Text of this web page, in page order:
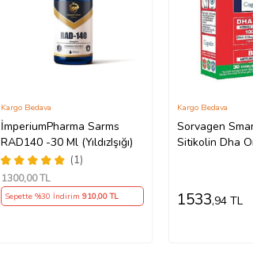
İmperiumPharma Sarms
RAD140 -30 Ml (YıldızIşığı)
(1)
Kargo Bedava
1300,00 TL
Sepette %30 İndirim 910,00 TL
Sorvagen
Sitikolin Dha
Kargo Bedava
1533,94 TL